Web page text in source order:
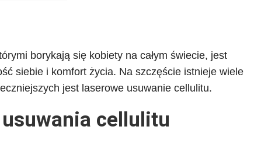
borykają się kobiety na całym świecie, jest
siebie i komfort życia. Na szczęście istnieje wiele
jest laserowe usuwanie cellulitu.
cellulitu